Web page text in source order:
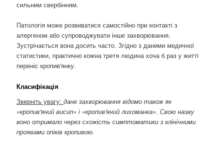
сильним свербінням.
Патологія може розвиватися самостійно при контакті з
алергеном або супроводжувати інше захворювання.
Зустрічається вона досить часто. Згідно з даними медичної
статистики, практично кожна третя людина хоча б раз у житті
переніс кропив'янку.
Класифікація
Зверніть увагу:дане захворювання відомо також як
«кропив'яний висип» і «кропив'яний лихоманка». Свою назву
воно отримало через схожість симптоматики з клінічними
проявами опіків кропивою.